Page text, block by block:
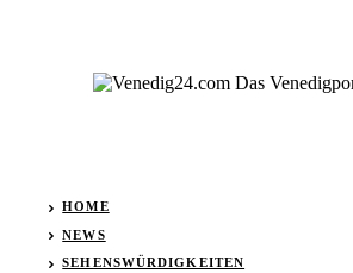
HOME
NEWS
SEHENSWÜRDIGKEITEN